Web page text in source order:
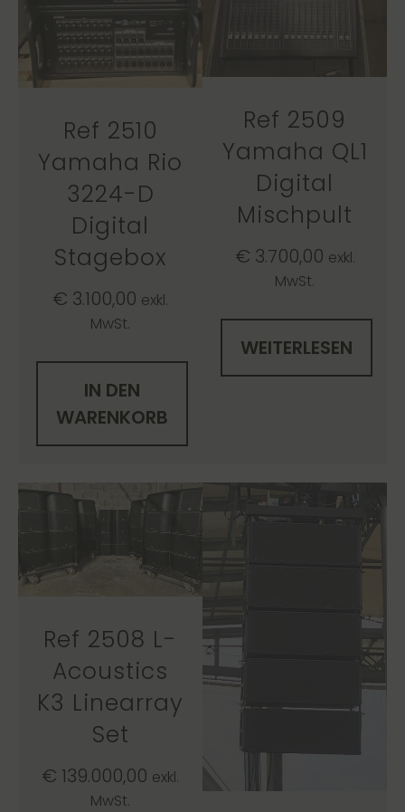
Ref 2510
Yamaha Rio
3224-D
Digital
Stagebox
€ 3.100,00 exkl.
MwSt.
IN DEN
WARENKORB
Ref 2509
Yamaha QL1
Digital
Mischpult
€ 3.700,00 exkl.
MwSt.
WEITERLESEN
Ref 2508 L-
Acoustics
K3 Linearray
Set
€ 139.000,00 exkl.
MwSt.